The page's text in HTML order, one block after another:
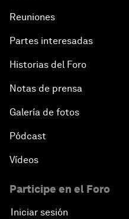
Reuniones
Partes interesadas
Historias del Foro
Notas de prensa
Galería de fotos
Pódcast
Vídeos
Participe en el Foro
Iniciar sesión